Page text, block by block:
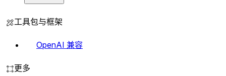
工具包与框架
OpenAI 兼容
更多